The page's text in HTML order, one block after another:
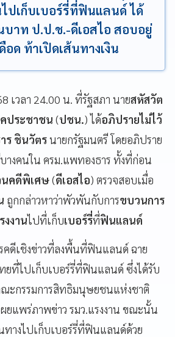
ไปเก็บเบอร์รี่ที่ฟินแลนด์ ได้
บาท ป.ป.ช.-ดีเอสไอ สอบอยู่
อด ท้าเปิดเส้นทางเงิน
เวลา 24.00 น. ที่รัฐสภา นายสหัสวัต
ประชาชน (ปชน.) ได้อภิปรายไม่ไว้
ร ชินวัตรนายกรัฐมนตรี โดยอภิปราย
างคนใน ครม.แพทองธาร ทั้งที่ก่อน
คดีพิเศษ(ดีเอสไอ) ตรวจสอบเมื่อ
ถูกกล่าวหาว่าพัวพันกับการขบวนการ
งงานไปที่เก็บเบอร์รี่ที่ฟินแลนด์
คดีเชิงข่าวที่ลงพื้นที่ฟินแลนด์ ฉาย
ยที่ไปเก็บเบอร์รี่ที่ฟินแลนด์ ซึ่งได้รับ
ณะกรรมการสิทธิมนุษยชนแห่งชาติ
ยแพร่ภาพข่าว รมว.แรงงาน ขณะนั้น
ทางไปเก็บเบอร์รี่ที่ฟินแลนด์ด้วย